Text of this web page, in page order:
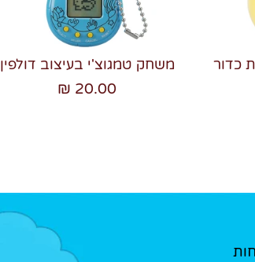
משחק טמגוצ'י בעיצוב דולפין
20.00 ₪
כדור